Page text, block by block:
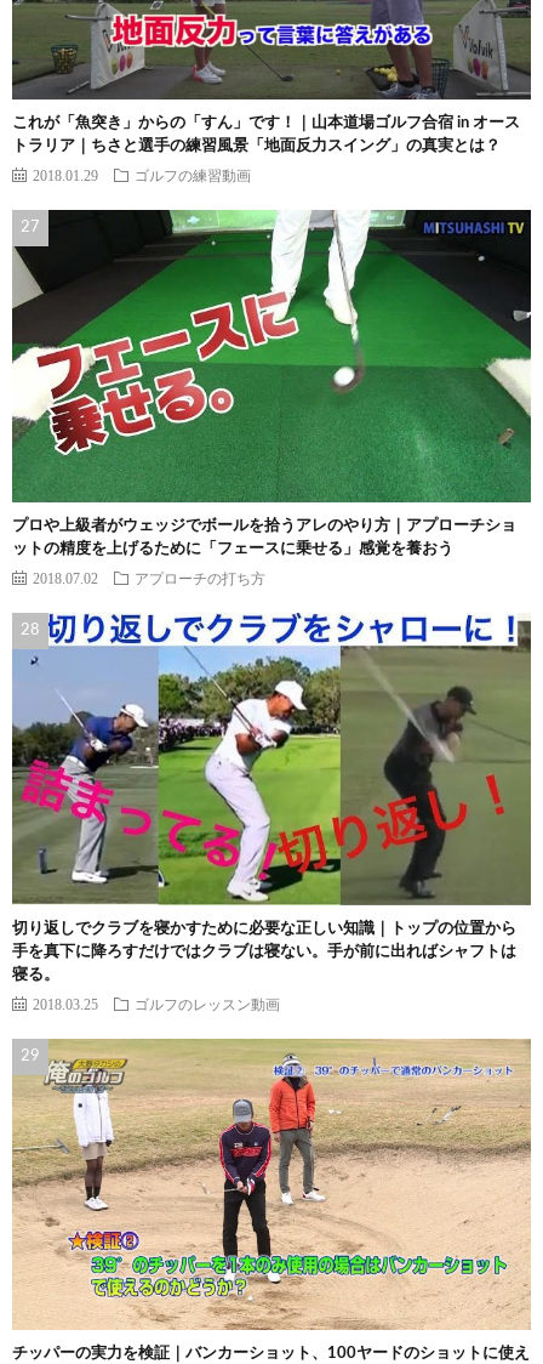
これが「魚突き」からの「すん」です！｜山本道場ゴルフ合宿 in オース
トラリア｜ちさと選手の練習風景「地面反力スイング」の真実とは？
2018.01.29 ゴルフの練習動画
プロや上級者がウェッジでボールを拾うアレのやり方｜アプローチショ
ットの精度を上げるために「フェースに乗せる」感覚を養おう
2018.07.02 アプローチの打ち方
切り返しでクラブを寝かすために必要な正しい知識｜トップの位置から
手を真下に降ろすだけではクラブは寝ない。手が前に出ればシャフトは
寝る。
2018.03.25 ゴルフのレッスン動画
チッパーの実力を検証｜バンカーショット、100ヤードのショットに使え